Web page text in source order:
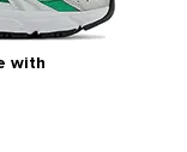
with